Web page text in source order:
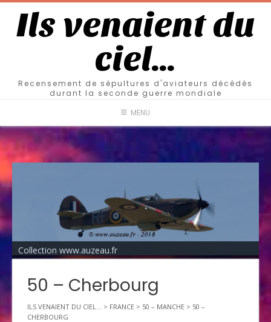
Ils venaient du
ciel…
Recensement de sépultures d'aviateurs décédés
durant la seconde guerre mondiale
MENU
Collection www.auzeau.fr
50 – Cherbourg
ILS VENAIENT DU CIEL... > FRANCE > 50 – MANCHE > 50 –
CHERBOURG